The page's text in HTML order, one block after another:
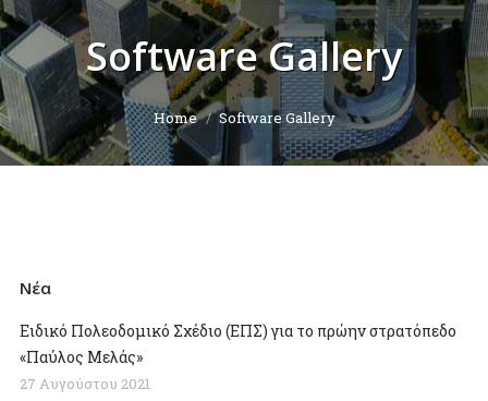
Software Gallery
You are here:
Home Software Gallery
Νέα
Ειδικό Πολεοδομικό Σχέδιο (ΕΠΣ) για το πρώην στρατόπεδο
«Παύλος Μελάς»
27 Αυγούστου 2021